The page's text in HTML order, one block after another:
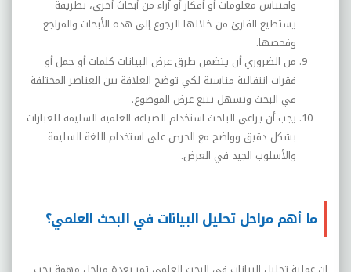
واقتباس معلومات أو أفكار أو آراء من أبحاث أخرى، بطريقة
يستطيع القارئ من خلالها الرجوع إلى هذه الأبحاث والمراجع
وفحصها.
من الضروري أن يتضمن طرق عرض البيانات كلمات أو جمل أو
فقرات انتقالية مناسبة لكي توضح العلاقة بين العناصر المختلفة
في البحث وتسهل تتبع عرض الموضوع.
يجب أن يراعي الباحث استخدام الصياغة العلمية السليمة للعبارات
بشكل دقيق وواضح مع الحرص على استخدام اللغة السليمة
والأسلوب الجيد في العرض.
ما أهم مراحل تحليل البيانات في البحث العلمي؟